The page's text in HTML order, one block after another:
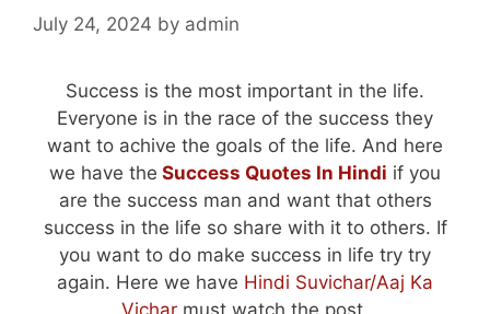
July 24, 2024 by admin
Success is the most important in the life.
Everyone is in the race of the success they
want to achive the goals of the life. And here
we have the Success Quotes In Hindi if you
are the success man and want that others
success in the life so share with it to others. If
you want to do make success in life try try
again. Here we have Hindi Suvichar/Aaj Ka